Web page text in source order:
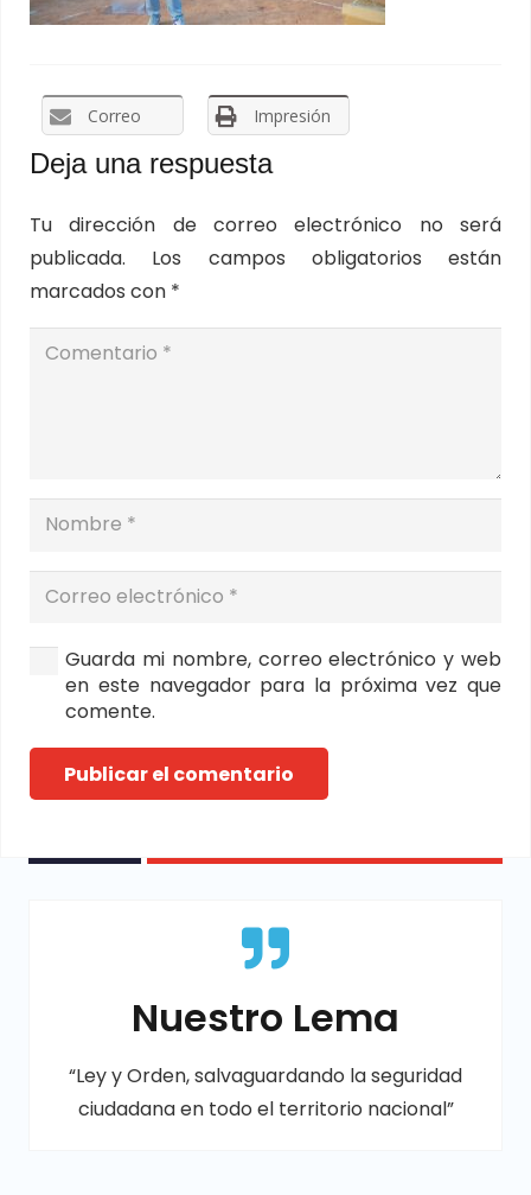
Correo Impresión
Deja una respuesta
Tu dirección de correo electrónico no será
publicada.
Los campos obligatorios están
marcados con *
Guarda mi nombre, correo electrónico y web
en este navegador para la próxima vez que
comente.
Publicar el comentario
Nuestro Lema
“Ley y Orden, salvaguardando la seguridad
ciudadana en todo el territorio nacional”